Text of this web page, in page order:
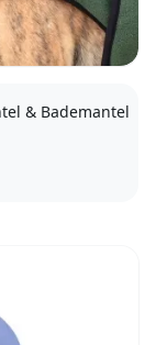
& Bademantel